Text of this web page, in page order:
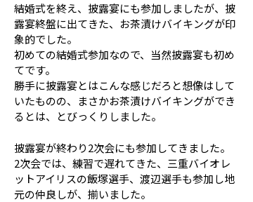
結婚式を終え、披露宴にも参加しましたが、披
露宴終盤に出てきた、お茶漬けバイキングが印
象的でした。
初めての結婚式参加なので、当然披露宴も初め
てです。
勝手に披露宴とはこんな感じだろと想像はして
いたものの、まさかお茶漬けバイキングができ
るとは、とびっくりしました。
披露宴が終わり2次会にも参加してきました。
2次会では、練習で遅れてきた、三重バイオレ
ットアイリスの飯塚選手、渡辺選手も参加し地
元の仲良しが、揃いました。